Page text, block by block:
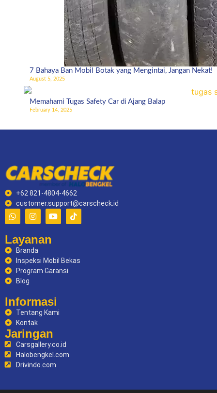
7 Bahaya Ban Mobil Botak yang Mengintai, Jangan Nekat!
August 5, 2025
Memahami Tugas Safety Car di Ajang Balap
February 14, 2025
+62 821-4804-4662
customer.support@carscheck.id
Layanan
Branda
Inspeksi Mobil Bekas
Program Garansi
Blog
Informasi
Tentang Kami
Kontak
Jaringan
Carsgallery.co.id
Halobengkel.com
Drivindo.com